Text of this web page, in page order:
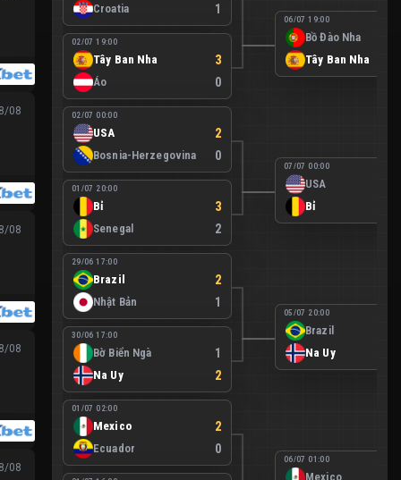
08
08
08
08
Croatia 1
02/07 19:00
Tây Ban Nha 3
Áo 0
02/07 00:00
USA 2
Bosnia-Herzegovina 0
01/07 20:00
Bỉ 3
Senegal 2
29/06 17:00
Brazil 2
Nhật Bản 1
30/06 17:00
Bờ Biển Ngà 1
Na Uy 2
01/07 02:00
Mexico 2
Ecuador 0
06/07 19:00
Bồ Đào Nha
Tây Ban Nha
07/07 00:00
USA
Bỉ
05/07 20:00
Brazil
Na Uy
06/07 01:00
Mexico